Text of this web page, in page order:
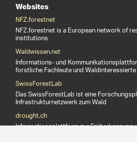
Websites
NFZ.forestnet
NFZ.forestnet is a European network of
institutions
Waldwissen.net
Informations- und
forstliche Fachleute und Waldinteressierte
SwissForestLab
Das SwissForestLab ist eine
Infrastrukturnetzwerk zum Wald
drought.ch
Informationsplattform zur Früherkennung